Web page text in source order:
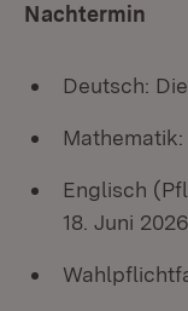
Nachtermin
Deutsch:
Mathematik:
Englisch
18. Juni 2026